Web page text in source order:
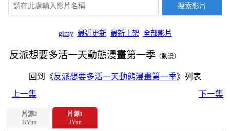
gimy 最近更新 最新上架 全部影片
反派想要多活一天動態漫畫第一季 （動漫）
回到《反派想要多活一天動態漫畫第一季》列表
上一集
下一集
片源2
BYun
片源1
JYun